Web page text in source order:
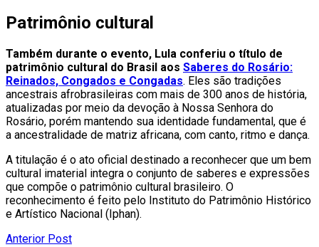
Patrimônio cultural
Também durante o evento, Lula conferiu o título de
patrimônio cultural do Brasil aos Saberes do Rosário:
Reinados, Congados e Congadas. Eles são tradições
ancestrais afrobrasileiras com mais de 300 anos de história,
atualizadas por meio da devoção à Nossa Senhora do
Rosário, porém mantendo sua identidade fundamental, que é
a ancestralidade de matriz africana, com canto, ritmo e dança.
A titulação é o ato oficial destinado a reconhecer que um bem
cultural imaterial integra o conjunto de saberes e expressões
que compõe o patrimônio cultural brasileiro. O
reconhecimento é feito pelo Instituto do Patrimônio Histórico
e Artístico Nacional (Iphan).
Anterior Post